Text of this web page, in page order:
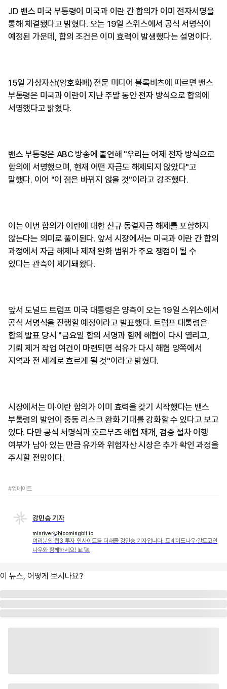
JD 밴스 미국 부통령이 미국과 이란 간 합의가 이미 전자서명을
통해 체결됐다고 밝혔다. 오는 19일 스위스에서 공식 서명식이
예정된 가운데, 합의 조건은 이미 효력이 발생했다는 설명이다.
15일 가상자산(암호화폐) 전문 미디어 블록비츠에 따르면 밴스
부통령은 미국과 이란이 지난 주말 동안 전자 방식으로 합의에
서명했다고 밝혔다.
밴스 부통령은 ABC 방송에 출연해 "우리는 어제 전자 방식으로
합의에 서명했으며, 현재 어떤 자금도 해제되지 않았다"고
말했다. 이어 "이 점은 바뀌지 않을 것"이라고 강조했다.
이는 이번 합의가 이란에 대한 신규 동결자금 해제를 포함하지
않는다는 의미로 풀이된다. 앞서 시장에서는 미국과 이란 간 합의
과정에서 자금 해제나 제재 완화 범위가 주요 쟁점이 될 수
있다는 관측이 제기돼왔다.
앞서 도널드 트럼프 미국 대통령은 양측이 오는 19일 스위스에서
공식 서명식을 진행할 예정이라고 발표했다. 트럼프 대통령은
합의 발표 당시 "금요일 합의 서명과 함께 해협이 다시 열리고,
기뢰 제거 작업 여건이 마련되면 석유가 다시 해협 양쪽에서
지역과 전 세계로 흐르게 될 것"이라고 밝혔다.
시장에서는 미·이란 합의가 이미 효력을 갖기 시작했다는 밴스
부통령의 발언이 중동 리스크 완화 기대를 강화할 수 있다고 보고
있다. 다만 공식 서명식과 호르무즈 해협 재개, 검증 절차 이행
여부가 남아 있는 만큼 유가와 위험자산 시장은 추가 확인 과정을
주시할 전망이다.
#업데이트
강민승 기자
minriver@bloomingbit.io
여러분의 웹3 투자 인사이트를 더해줄 강민승 기자입니다. 트레이드나우·알트코인
나우와 함께하세요! 📊🚀
이 뉴스, 어떻게 보시나요?